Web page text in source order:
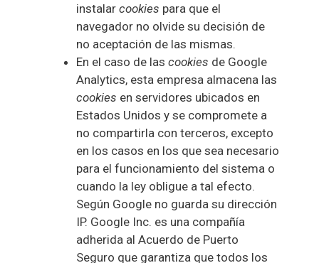
instalar cookies para que el
navegador no olvide su decisión de
no aceptación de las mismas.
En el caso de las cookies de Google
Analytics, esta empresa almacena las
cookies en servidores ubicados en
Estados Unidos y se compromete a
no compartirla con terceros, excepto
en los casos en los que sea necesario
para el funcionamiento del sistema o
cuando la ley obligue a tal efecto.
Según Google no guarda su dirección
IP. Google Inc. es una compañía
adherida al Acuerdo de Puerto
Seguro que garantiza que todos los